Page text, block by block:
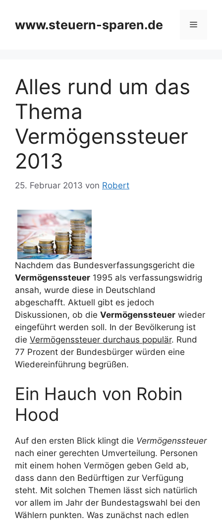
springen
www.steuern-sparen.de Menü
Alles rund um das
Thema
Vermögenssteuer
2013
25. Februar 2013 von Robert
Nachdem das Bundesverfassungsgericht die
Vermögenssteuer 1995 als verfassungswidrig
ansah, wurde diese in Deutschland
abgeschafft. Aktuell gibt es jedoch
Diskussionen, ob die Vermögenssteuer wieder
eingeführt werden soll. In der Bevölkerung ist
die Vermögenssteuer durchaus populär. Rund
77 Prozent der Bundesbürger würden eine
Wiedereinführung begrüßen.
Ein Hauch von Robin
Hood
Auf den ersten Blick klingt die Vermögenssteuer
nach einer gerechten Umverteilung. Personen
mit einem hohen Vermögen geben Geld ab,
dass dann den Bedürftigen zur Verfügung
steht. Mit solchen Themen lässt sich natürlich
vor allem im Jahr der Bundestagswahl bei den
Wählern punkten. Was zunächst nach edlen